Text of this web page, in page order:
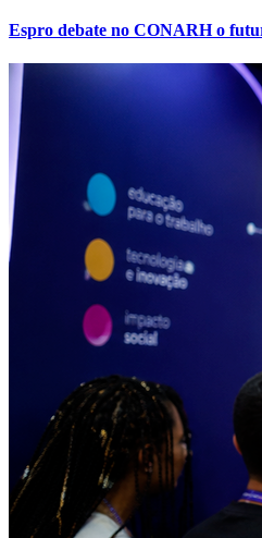
Vitória
Espro debate no CONARH o